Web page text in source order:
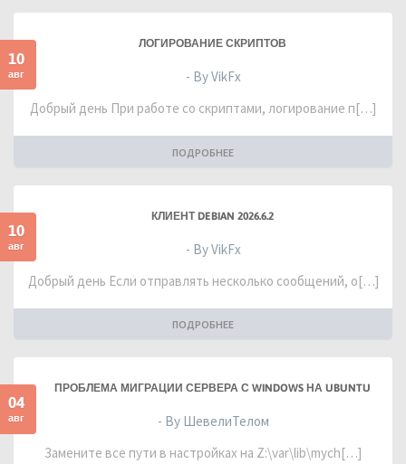
10
авг
ЛОГИРОВАНИЕ СКРИПТОВ
- By VikFx
Добрый день При работе со скриптами, логирование п[…]
ПОДРОБНЕЕ
10
авг
КЛИЕНТ DEBIAN 2026.6.2
- By VikFx
Добрый день Если отправлять несколько сообщений, о[…]
ПОДРОБНЕЕ
04
авг
ПРОБЛЕМА МИГРАЦИИ СЕРВЕРА С WINDOWS НА UBUNTU
- By ШевелиТелом
Замените все пути в настройках на Z:\var\lib\mych[…]